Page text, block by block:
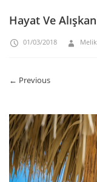
Hayat Ve
01/03/2018
← Previous